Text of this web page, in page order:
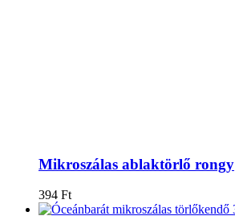
Mikroszálas ablaktörlő rongy
394 Ft